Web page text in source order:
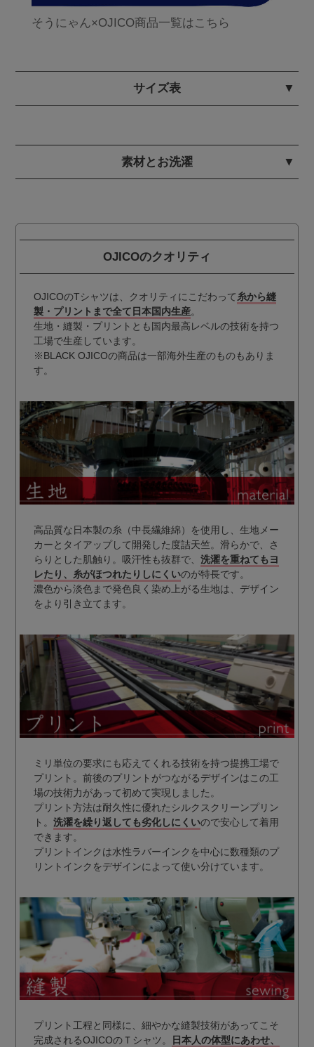
そうにゃん×OJICO商品一覧はこちら
サイズ表
素材とお洗濯
OJICOのクオリティ
OJICOのTシャツは、クオリティにこだわって糸から縫
製・プリントまで全て日本国内生産。
生地・縫製・プリントとも国内最高レベルの技術を持つ
工場で生産しています。
※BLACK OJICOの商品は一部海外生産のものもありま
す。
高品質な日本製の糸（中長繊維綿）を使用し、生地メー
カーとタイアップして開発した度詰天竺。滑らかで、さ
らりとした肌触り。吸汗性も抜群で、 洗濯を重ねてもヨ
レたり、糸がほつれたりしにくいのが特長です。
濃色から淡色まで発色良く染め上がる生地は、デザイン
をより引き立てます。
ミリ単位の要求にも応えてくれる技術を持つ提携工場で
プリント。前後のプリントがつながるデザインはこの工
場の技術力があって初めて実現しました。
プリント方法は耐久性に優れたシルクスクリーンプリン
ト。 洗濯を繰り返しても劣化しにくいので安心して着用
できます。
プリントインクは水性ラバーインクを中心に数種類のプ
リントインクをデザインによって使い分けています。
プリント工程と同様に、細やかな縫製技術があってこそ
完成されるOJICOのＴシャツ。
日本人の体型にあわせ、